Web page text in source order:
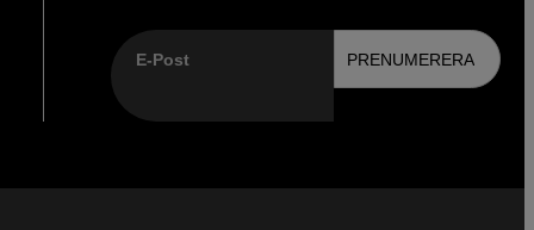
E-Post PRENUMERERA